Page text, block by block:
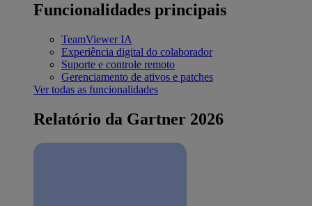
Funcionalidades principais
TeamViewer IA
Experiência digital do colaborador
Suporte e controle remoto
Gerenciamento de ativos e patches
Ver todas as funcionalidades
Relatório da Gartner 2026